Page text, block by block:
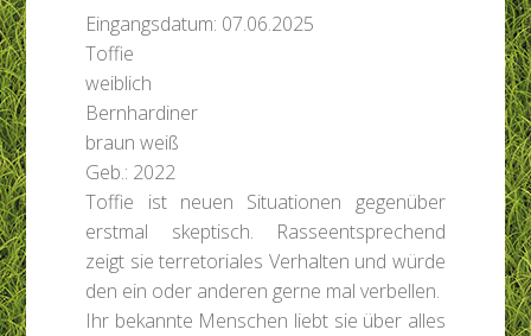
Eingangsdatum: 07.06.2025
Toffie
weiblich
Bernhardiner
braun weiß
Geb.: 2022
Toffie ist neuen Situationen gegenüber
erstmal skeptisch. Rasseentsprechend
zeigt sie terretoriales Verhalten und würde
den ein oder anderen gerne mal verbellen.
Ihr bekannte Menschen liebt sie über alles